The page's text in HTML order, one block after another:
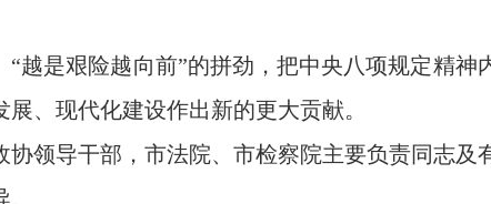
是艰险越向前”的拼劲，把中央八项规定精神
、现代化建设作出新的更大贡献。
导干部，市法院、市检察院主要负责同志及